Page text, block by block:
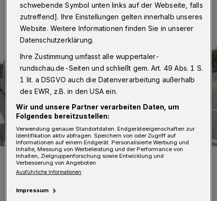
Symbolfoto.
Foto: WSW
schwebende Symbol unten links auf der Webseite, falls
zutreffend]. Ihre Einstellungen gelten innerhalb unseres
Website. Weitere Informationen finden Sie in unserer
Datenschutzerklärung.
Ihre Zustimmung umfasst alle wuppertaler-
rundschau.de-Seiten und schließt gem. Art. 49 Abs. 1 S.
1 lit. a DSGVO auch die Datenverarbeitung außerhalb
des EWR, z.B. in den USA ein.
Wir und unsere Partner verarbeiten Daten, um
Folgendes bereitzustellen:
Verwendung genauer Standortdaten. Endgeräteeigenschaften zur
Identifikation aktiv abfragen. Speichern von oder Zugriff auf
Informationen auf einem Endgerät. Personalisierte Werbung und
Inhalte, Messung von Werbeleistung und der Performance von
Inhalten, Zielgruppenforschung sowie Entwicklung und
Verbesserung von Angeboten.
Ausführliche Informationen
Impressum